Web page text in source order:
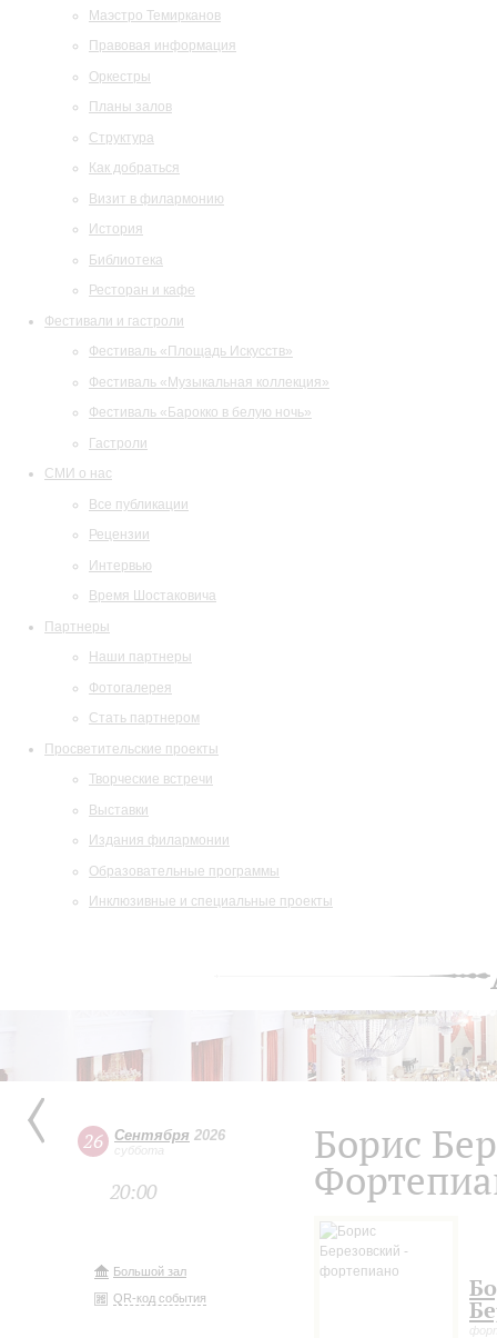
Маэстро Темирканов
Правовая информация
Оркестры
Планы залов
Структура
Как добраться
Визит в филармонию
История
Библиотека
Ресторан и кафе
Фестивали и гастроли
Фестиваль «Площадь Искусств»
Фестиваль «Музыкальная коллекция»
Фестиваль «Барокко в белую ночь»
Гастроли
СМИ о нас
Все публикации
Рецензии
Интервью
Время Шостаковича
Партнеры
Наши партнеры
Фотогалерея
Стать партнером
Просветительские проекты
Творческие встречи
Выставки
Издания филармонии
Образовательные программы
Инклюзивные и специальные проекты
26 Сентября 2026
суббота
20:00
Большой зал
QR-код события
Борис